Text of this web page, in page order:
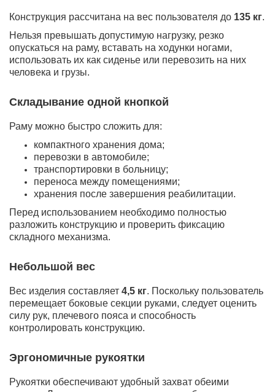
Конструкция рассчитана на вес пользователя до 135 кг.
Нельзя превышать допустимую нагрузку, резко
опускаться на раму, вставать на ходунки ногами,
использовать их как сиденье или перевозить на них
человека и грузы.
Складывание одной кнопкой
Раму можно быстро сложить для:
компактного хранения дома;
перевозки в автомобиле;
транспортировки в больницу;
переноса между помещениями;
хранения после завершения реабилитации.
Перед использованием необходимо полностью
разложить конструкцию и проверить фиксацию
складного механизма.
Небольшой вес
Вес изделия составляет 4,5 кг. Поскольку пользователь
перемещает боковые секции руками, следует оценить
силу рук, плечевого пояса и способность
контролировать конструкцию.
Эргономичные рукоятки
Рукоятки обеспечивают удобный захват обеими